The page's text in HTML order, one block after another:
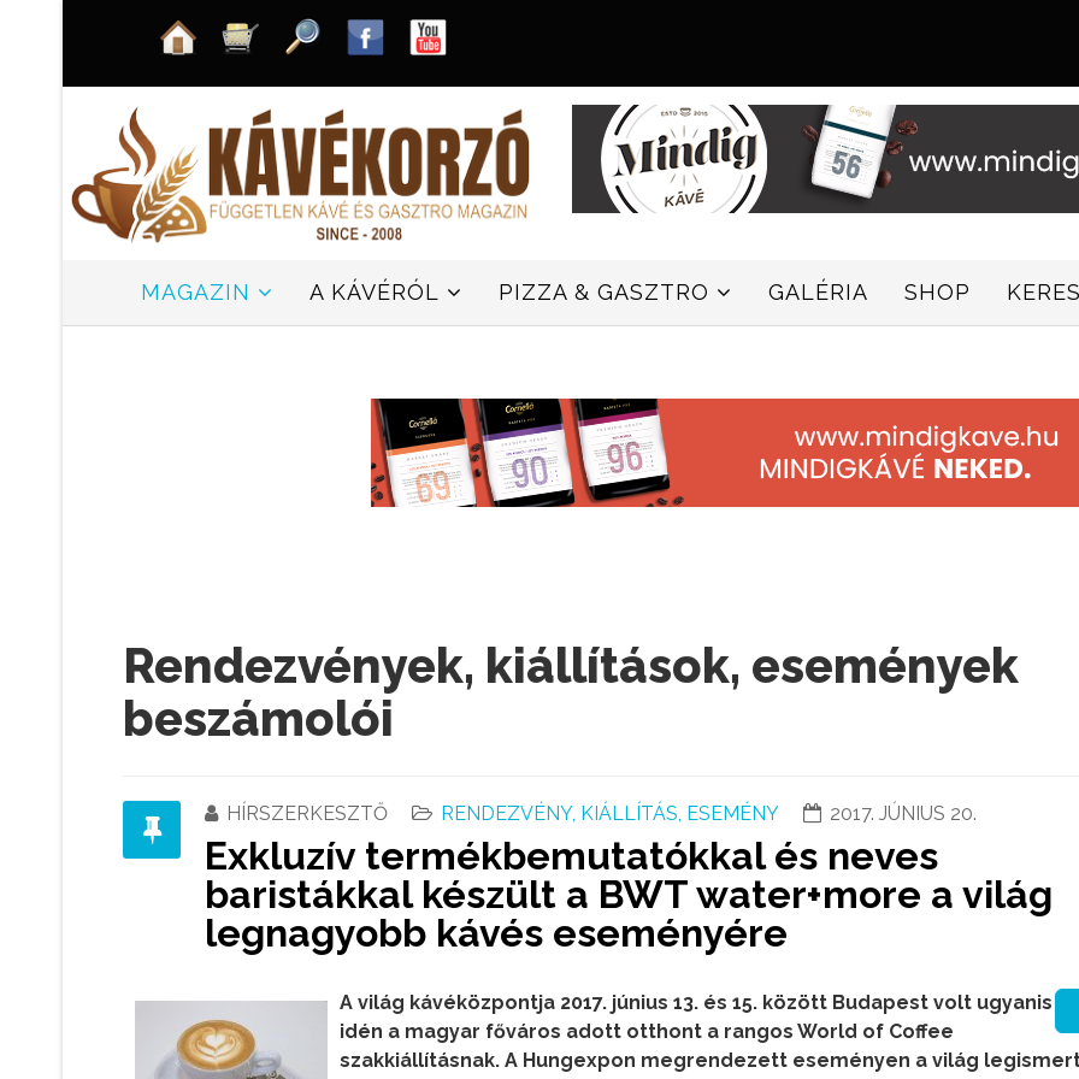
MAGAZIN A KÁVÉRÓL PIZZA & GASZTRO GALÉRIA SHOP
Rendezvények, kiállítások, események
beszámolói
HÍRSZERKESZTŐ RENDEZVÉNY, KIÁLLÍTÁS, ESEMÉNY 2017. JÚNIUS 20.
Exkluzív termékbemutatókkal és neves
baristákkal készült a BWT water+more a világ
legnagyobb kávés eseményére
A világ kávéközpontja 2017. június 13. és 15. között Budapest volt ugyanis
idén a magyar főváros adott otthont a rangos World of Coffee
szakkiállításnak. A Hungexpon megrendezett eseményen a világ